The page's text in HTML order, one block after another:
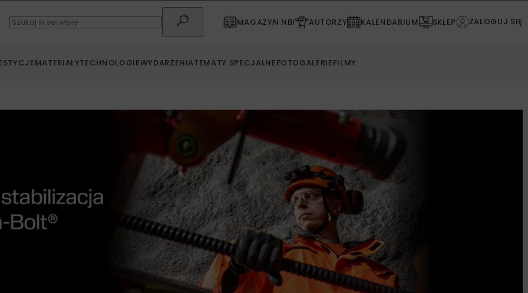
MAGAZYN NBI AUTORZY KALENDARIUM SKLEP ZALOGUJ SIĘ
MATERIAŁYTECHNOLOGIEWYDARZENIATEMATY SPECJALNEFOTOGALERIEFILMY